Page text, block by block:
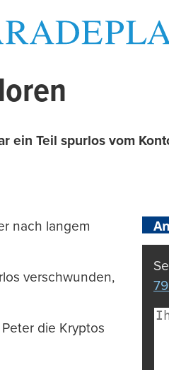
Teil spurlos vom
nach langem
verschwunden,
die Kryptos